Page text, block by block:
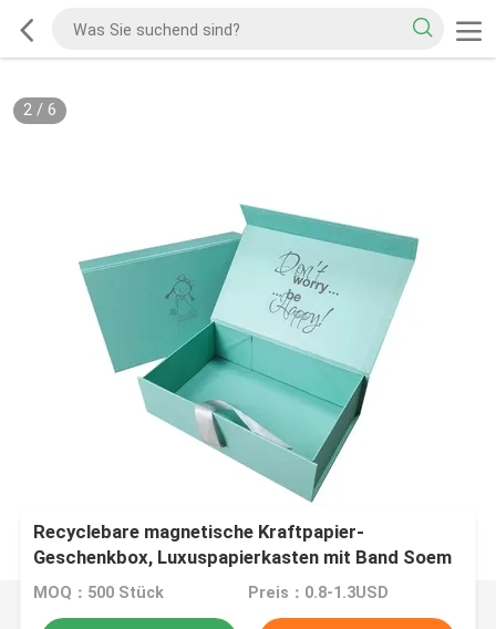
2/ 6
Recyclebare magnetische Kraftpapier-
Geschenkbox, Luxuspapierkasten mit Band Soem
MOQ：500 Stück Preis：0.8-1.3USD